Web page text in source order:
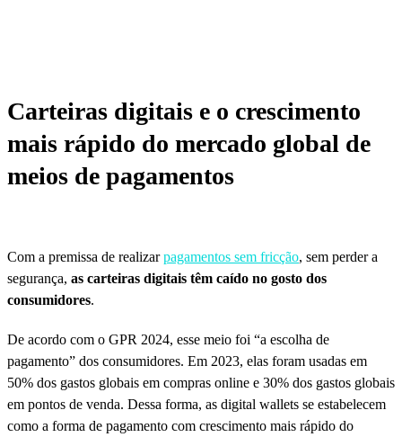
Carteiras digitais e o crescimento
mais rápido do mercado global de
meios de pagamentos
Com a premissa de realizarpagamentos sem fricção, sem perder a
segurança, as carteiras digitais têm caído no gosto dos
consumidores.
De acordo com o GPR 2024, esse meio foi “a escolha de
pagamento” dos consumidores. Em 2023, elas foram usadas em
50% dos gastos globais em compras online e 30% dos gastos globais
em pontos de venda. Dessa forma, as digital wallets se estabelecem
como a forma de pagamento com crescimento mais rápido do